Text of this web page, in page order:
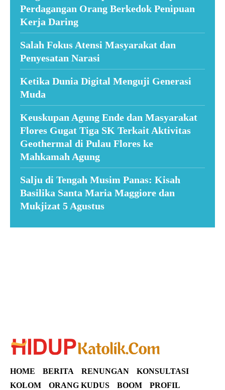
Perdagangan Orang Berkedok Penipuan
Kerja Daring
Salah Fokus Atensi Masyarakat dan
Penyesatan Narasi
Ketika Dunia Digital Menguji Generasi
Muda
Keuskupan Agung Ende dan Masyarakat
Flores Gugat Tiga SK Terkait Aktivitas
Geothermal di Pulau Flores ke
Mahkamah Agung
Salju di Tengah Musim Panas: Kisah
Basilika Santa Maria Maggiore dan
Mukjizat 5 Agustus
HOME BERITA RENUNGAN
KONSULTASI
KOLOM
ORANG KUDUS BOOM
PROFIL